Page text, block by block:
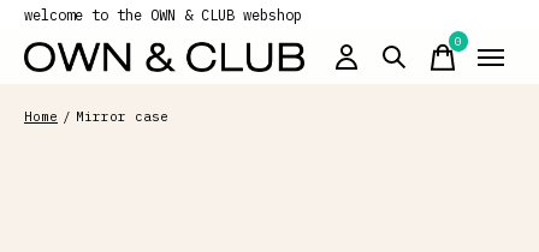
welcome to the OWN & CLUB webshop
0items
Home / Mirror case